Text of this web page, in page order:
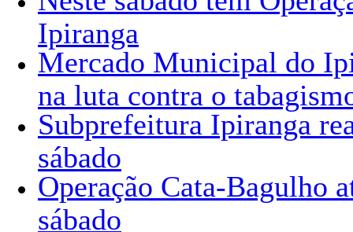
Ipiranga
Mercado Municipal do
na luta contra o
Subprefeitura Ipiranga
sábado
Operação Cata-Bagulho
sábado